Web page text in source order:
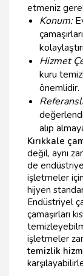
etmeniz
Konum:
Hizmet
kuru
önemlidir.
alıp
Kırıkkale
değil, aynı
de
işletmeler için
hijyen
Endüstriyel
çamaşırları
işletmeler
temizlik hizm